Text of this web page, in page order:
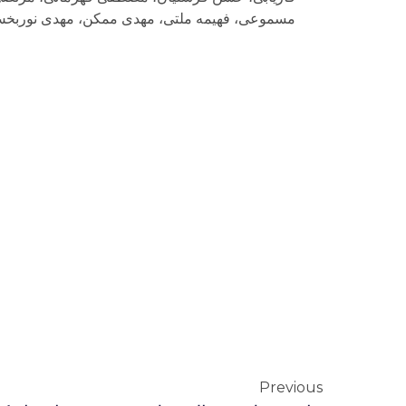
مسموعی، فهیمه ملتی، مهدی ممکن، مهدی
Previous